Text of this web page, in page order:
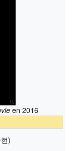
en 2016
)